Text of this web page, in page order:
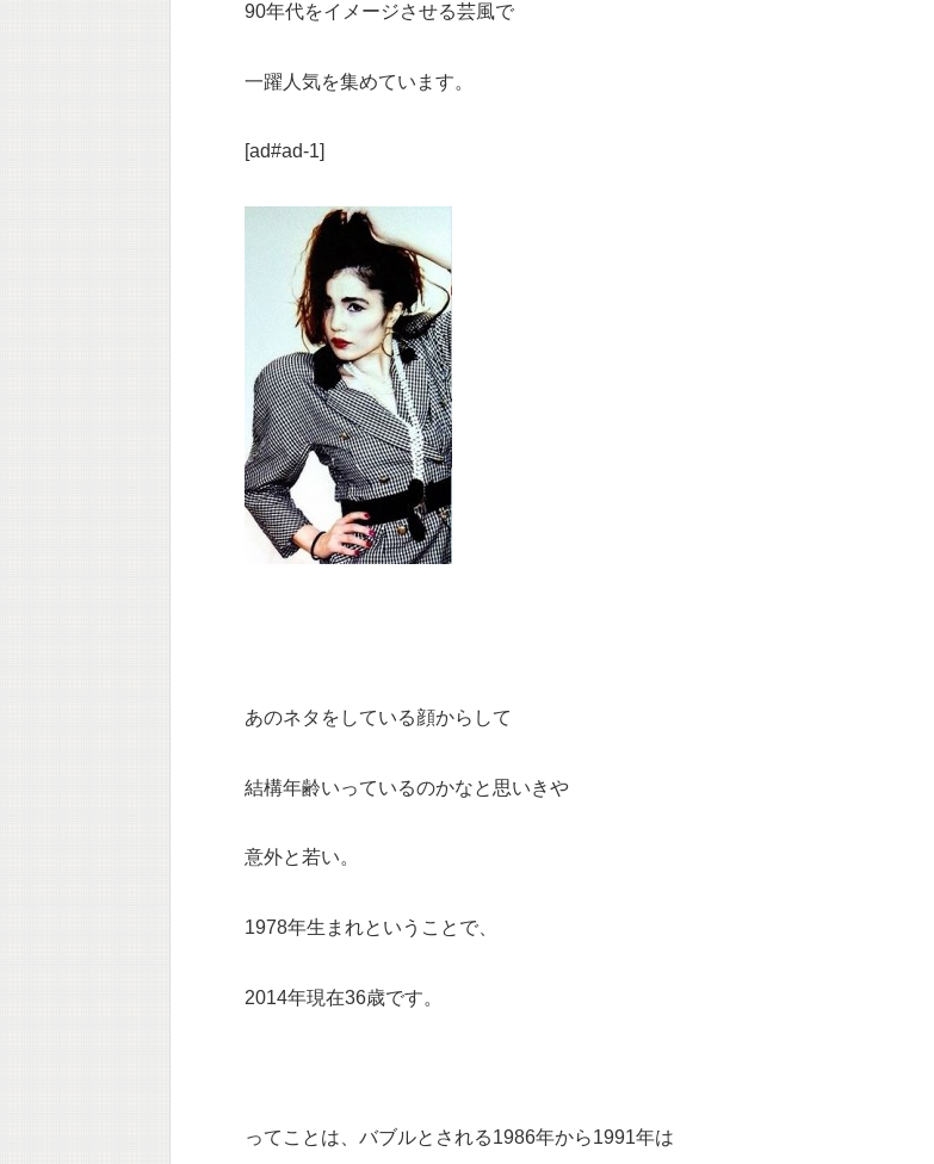
90年代をイメージさせる芸風で
一躍人気を集めています。
[ad#ad-1]
あのネタをしている顔からして
結構年齢いっているのかなと思いきや
意外と若い。
1978年生まれということで、
2014年現在36歳です。
ってことは、バブルとされる1986年から1991年は